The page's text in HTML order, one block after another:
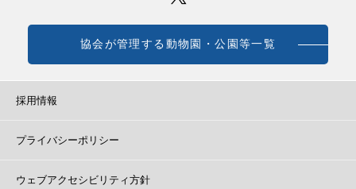
協会が管理する動物園・公園等一覧
採用情報
プライバシーポリシー
ウェブアクセシビリティ方針